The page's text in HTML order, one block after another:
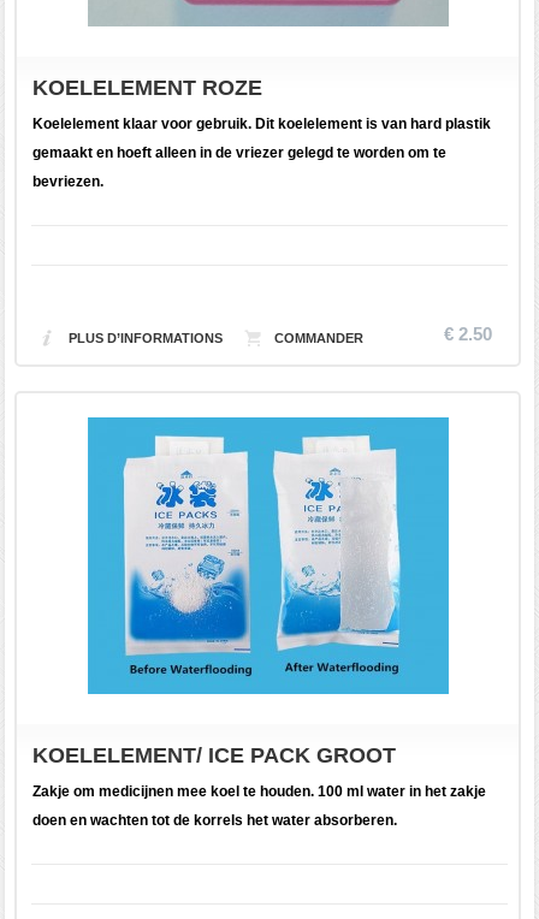
KOELELEMENT ROZE
€ 2.50
Koelelement klaar voor gebruik. Dit koelelement is van hard plastik
gemaakt en hoeft alleen in de vriezer gelegd te worden om te
bevriezen.
PLUS D’INFORMATIONS
KOELELEMENT/ ICE PACK GROOT
Zakje om medicijnen mee koel te houden. 100 ml water in het zakje
doen en wachten tot de korrels het water absorberen.